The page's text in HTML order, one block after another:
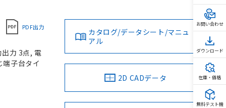
PDF出力
力 3点, 電
子台タイ
カタログ/データシート/マニュ
アル
2D CADデータ
お問い合わせ
ダウンロード
在庫・価格
無料テスト機